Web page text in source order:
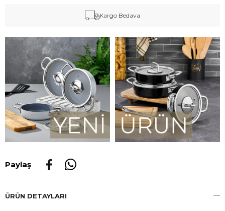
Kargo Bedava
Paylaş
ÜRÜN DETAYLARI